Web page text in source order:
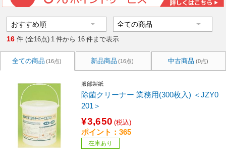
16 件 (全16点) 1 件から 16 件まで表示
全ての商品 (16点) 新品商品 (16点) 中古商品 (0点)
服部製紙
除菌クリーナー 業務用(300枚入) ＜JZY0
201＞
¥3,650 (税込)
ポイント：365
在庫あり